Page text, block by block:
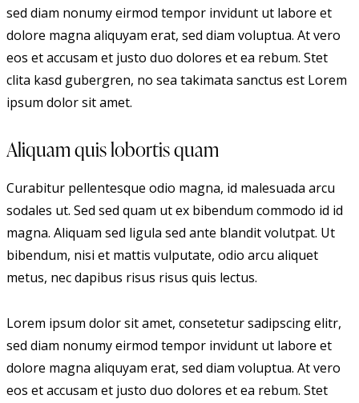
sed diam nonumy eirmod tempor invidunt ut labore et
dolore magna aliquyam erat, sed diam voluptua. At vero
eos et accusam et justo duo dolores et ea rebum. Stet
clita kasd gubergren, no sea takimata sanctus est Lorem
ipsum dolor sit amet.
Aliquam quis lobortis quam
Curabitur pellentesque odio magna, id malesuada arcu
sodales ut. Sed sed quam ut ex bibendum commodo id id
magna. Aliquam sed ligula sed ante blandit volutpat. Ut
bibendum, nisi et mattis vulputate, odio arcu aliquet
metus, nec dapibus risus risus quis lectus.
Lorem ipsum dolor sit amet, consetetur sadipscing elitr,
sed diam nonumy eirmod tempor invidunt ut labore et
dolore magna aliquyam erat, sed diam voluptua. At vero
eos et accusam et justo duo dolores et ea rebum. Stet